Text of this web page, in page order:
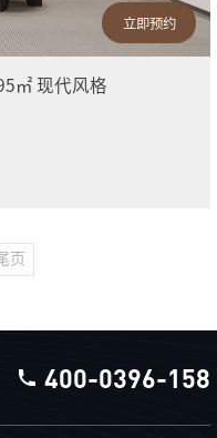
立即预约
㎡ 现代风格
页
400-0396-158